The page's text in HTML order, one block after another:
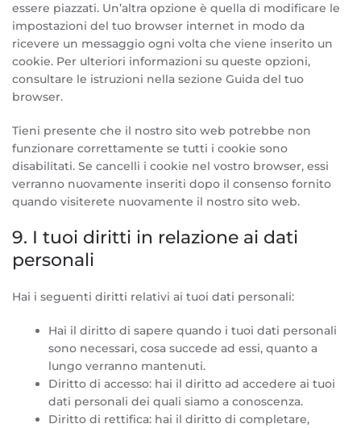
essere piazzati. Un’altra opzione è quella di modificare le
impostazioni del tuo browser internet in modo da
ricevere un messaggio ogni volta che viene inserito un
cookie. Per ulteriori informazioni su queste opzioni,
consultare le istruzioni nella sezione Guida del tuo
browser.
Tieni presente che il nostro sito web potrebbe non
funzionare correttamente se tutti i cookie sono
disabilitati. Se cancelli i cookie nel vostro browser, essi
verranno nuovamente inseriti dopo il consenso fornito
quando visiterete nuovamente il nostro sito web.
9. I tuoi diritti in relazione ai dati
personali
Hai i seguenti diritti relativi ai tuoi dati personali:
Hai il diritto di sapere quando i tuoi dati personali
sono necessari, cosa succede ad essi, quanto a
lungo verranno mantenuti.
Diritto di accesso: hai il diritto ad accedere ai tuoi
dati personali dei quali siamo a conoscenza.
Diritto di rettifica: hai il diritto di completare,